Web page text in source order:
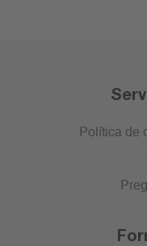
Política de